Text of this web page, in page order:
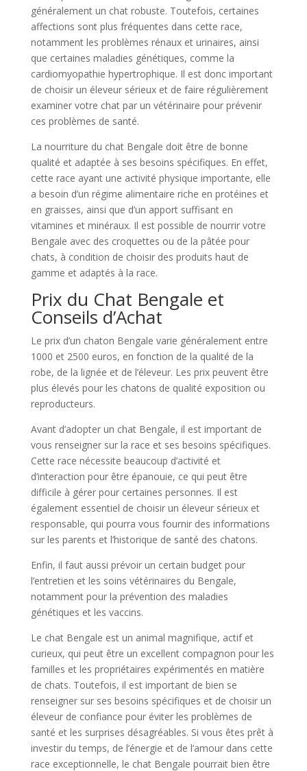
généralement un chat robuste. Toutefois, certaines
affections sont plus fréquentes dans cette race,
notamment les problèmes rénaux et urinaires, ainsi
que certaines maladies génétiques, comme la
cardiomyopathie hypertrophique. Il est donc important
de choisir un éleveur sérieux et de faire régulièrement
examiner votre chat par un vétérinaire pour prévenir
ces problèmes de santé.
La nourriture du chat Bengale doit être de bonne
qualité et adaptée à ses besoins spécifiques. En effet,
cette race ayant une activité physique importante, elle
a besoin d’un régime alimentaire riche en protéines et
en graisses, ainsi que d’un apport suffisant en
vitamines et minéraux. Il est possible de nourrir votre
Bengale avec des croquettes ou de la pâtée pour
chats, à condition de choisir des produits haut de
gamme et adaptés à la race.
Prix du Chat Bengale et
Conseils d’Achat
Le prix d’un chaton Bengale varie généralement entre
1000 et 2500 euros, en fonction de la qualité de la
robe, de la lignée et de l’éleveur. Les prix peuvent être
plus élevés pour les chatons de qualité exposition ou
reproducteurs.
Avant d’adopter un chat Bengale, il est important de
vous renseigner sur la race et ses besoins spécifiques.
Cette race nécessite beaucoup d’activité et
d’interaction pour être épanouie, ce qui peut être
difficile à gérer pour certaines personnes. Il est
également essentiel de choisir un éleveur sérieux et
responsable, qui pourra vous fournir des informations
sur les parents et l’historique de santé des chatons.
Enfin, il faut aussi prévoir un certain budget pour
l’entretien et les soins vétérinaires du Bengale,
notamment pour la prévention des maladies
génétiques et les vaccins.
Le chat Bengale est un animal magnifique, actif et
curieux, qui peut être un excellent compagnon pour les
familles et les propriétaires expérimentés en matière
de chats. Toutefois, il est important de bien se
renseigner sur ses besoins spécifiques et de choisir un
éleveur de confiance pour éviter les problèmes de
santé et les surprises désagréables. Si vous êtes prêt à
investir du temps, de l’énergie et de l’amour dans cette
race exceptionnelle, le chat Bengale pourrait bien être